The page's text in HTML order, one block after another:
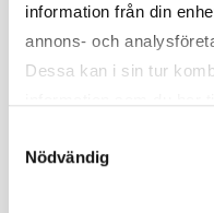
information från din
annons- och
Dessa kan i sin tur
Nödvändig